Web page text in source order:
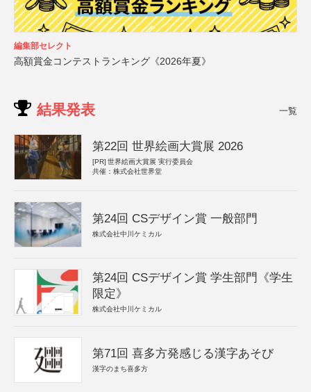
編集部セレクト
高額賞金コンテストランキング《2026年夏》
結果発表 一覧
第22回 世界絵画大賞展 2026
[PR] 世界絵画大賞展 実行委員会
共催：株式会社世界堂
第24回 CSデザイン賞 一般部門
株式会社中川ケミカル
第24回 CSデザイン賞 学生部門《学生
限定》
株式会社中川ケミカル
第71回 喜多方発感じる漢字あそび
漢字のまち喜多方